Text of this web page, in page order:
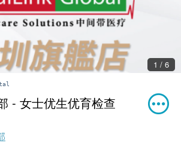
1 / 6
- 女士优生优育检查